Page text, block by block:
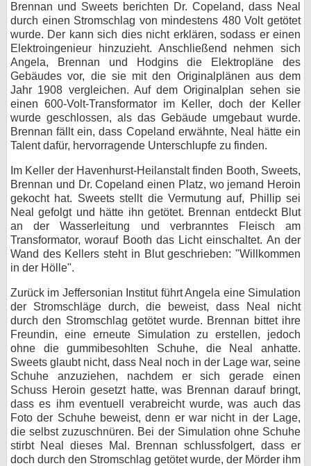
Brennan und Sweets berichten Dr. Copeland, dass Neal
durch einen Stromschlag von mindestens 480 Volt getötet
wurde. Der kann sich dies nicht erklären, sodass er einen
Elektroingenieur hinzuzieht. Anschließend nehmen sich
Angela, Brennan und Hodgins die Elektropläne des
Gebäudes vor, die sie mit den Originalplänen aus dem
Jahr 1908 vergleichen. Auf dem Originalplan sehen sie
einen 600-Volt-Transformator im Keller, doch der Keller
wurde geschlossen, als das Gebäude umgebaut wurde.
Brennan fällt ein, dass Copeland erwähnte, Neal hätte ein
Talent dafür, hervorragende Unterschlupfe zu finden.
Im Keller der Havenhurst-Heilanstalt finden Booth, Sweets,
Brennan und Dr. Copeland einen Platz, wo jemand Heroin
gekocht hat. Sweets stellt die Vermutung auf, Phillip sei
Neal gefolgt und hätte ihn getötet. Brennan entdeckt Blut
an der Wasserleitung und verbranntes Fleisch am
Transformator, worauf Booth das Licht einschaltet. An der
Wand des Kellers steht in Blut geschrieben: "Willkommen
in der Hölle".
Zurück im Jeffersonian Institut führt Angela eine Simulation
der Stromschläge durch, die beweist, dass Neal nicht
durch den Stromschlag getötet wurde. Brennan bittet ihre
Freundin, eine erneute Simulation zu erstellen, jedoch
ohne die gummibesohlten Schuhe, die Neal anhatte.
Sweets glaubt nicht, dass Neal noch in der Lage war, seine
Schuhe anzuziehen, nachdem er sich gerade einen
Schuss Heroin gesetzt hatte, was Brennan darauf bringt,
dass es ihm eventuell verabreicht wurde, was auch das
Foto der Schuhe beweist, denn er war nicht in der Lage,
die selbst zuzuschnüren. Bei der Simulation ohne Schuhe
stirbt Neal dieses Mal. Brennan schlussfolgert, dass er
doch durch den Stromschlag getötet wurde, der Mörder ihm